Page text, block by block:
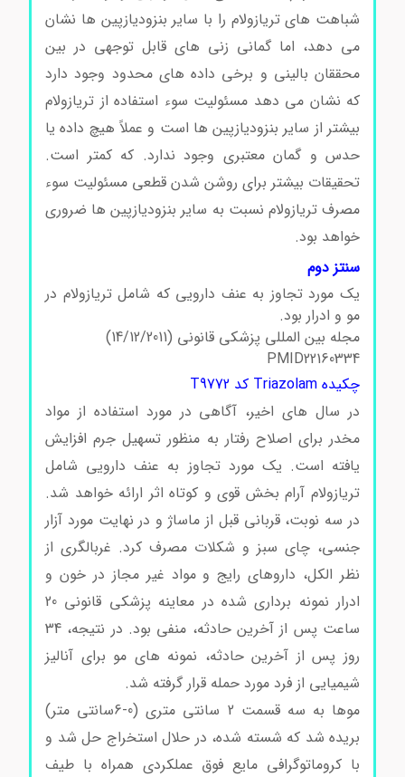
شباهت های تریازولام را با سایر بنزودیازپین ها نشان
می دهد، اما گمانی زنی های قابل توجهی در بین
محققان بالینی و برخی داده های محدود وجود دارد
که نشان می دهد مسئولیت سوء استفاده از تریازولام
بیشتر از سایر بنزودیازپین ها است و عملاً هیچ داده یا
حدس و گمان معتبری وجود ندارد. که کمتر است.
تحقیقات بیشتر برای روشن شدن قطعی مسئولیت سوء
مصرف تریازولام نسبت به سایر بنزودیازپین ها ضروری
خواهد بود.
سنتز دوم
یک مورد تجاوز به عنف دارویی که شامل تریازولام در
مو و ادرار بود.
مجله بین المللی پزشکی قانونی (14/12/2011)
PMID22160334
چکیده Triazolam کد T9772
در سال های اخیر، آگاهی در مورد استفاده از مواد
مخدر برای اصلاح رفتار به منظور تسهیل جرم افزایش
یافته است. یک مورد تجاوز به عنف دارویی شامل
تریازولام آرام بخش قوی و کوتاه اثر ارائه خواهد شد.
در سه نوبت، قربانی قبل از ماساژ و در نهایت مورد آزار
جنسی، چای سبز و شکلات مصرف کرد. غربالگری از
نظر الکل، داروهای رایج و مواد غیر مجاز در خون و
ادرار نمونه برداری شده در معاینه پزشکی قانونی 20
ساعت پس از آخرین حادثه، منفی بود. در نتیجه، 34
روز پس از آخرین حادثه، نمونه های مو برای آنالیز
شیمیایی از فرد مورد حمله قرار گرفته شد.
موها به سه قسمت 2 سانتی متری (0-6سانتی متر)
بریده شد که شسته شده، در حلال استخراج حل شد و
با کروماتوگرافی مایع فوق عملکردی همراه با طیف